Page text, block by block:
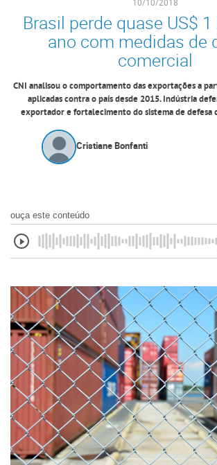
10/10/2018
Brasil perde quase US$
ano com medidas de
comercial
CNI analisou o comportamento das exportações a
aplicadas contra o país desde 2015. Indústria
exportador e fortalecimento do sistema de defesa
Cristiane Bonfanti
ouça este conteúdo